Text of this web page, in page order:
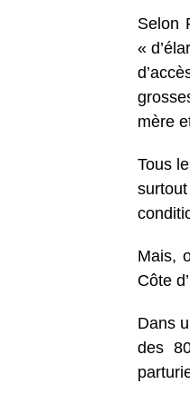
Selon
«
mère
Tous
Mais,
Côte
Dans
des